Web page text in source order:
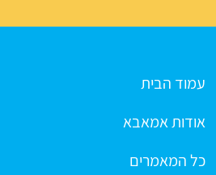
עמוד הבית
אודות אמאבא
כל המאמרים